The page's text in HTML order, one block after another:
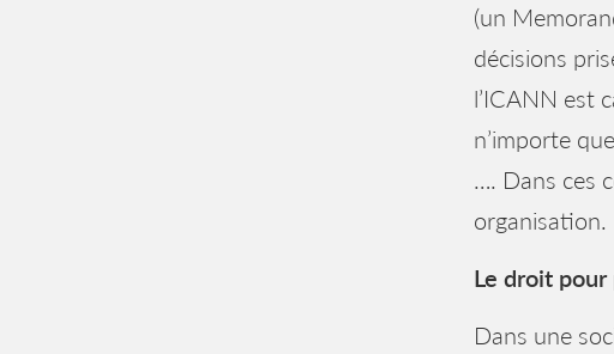
(un
décisions
l’ICANN est
n’importe
…. Dans ces
organisation.
Le droit
Dans une